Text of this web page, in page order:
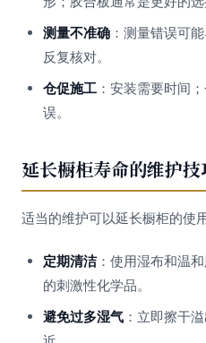
测量不准确 ：测量错误可
反复核对。
仓促施工 ：安装需要时间
误。
延长橱柜寿命的维护技
适当的维护可以延长橱柜的使
定期清洁：使用湿布和温
的刺激性化学品。
避免过多湿气 ：立即擦干